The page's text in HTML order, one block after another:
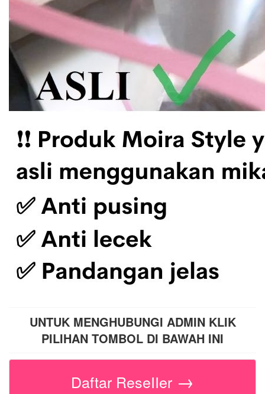
UNTUK MENGHUBUNGI ADMIN KLIK
PILIHAN TOMBOL DI BAWAH INI
Daftar ReseIIer →